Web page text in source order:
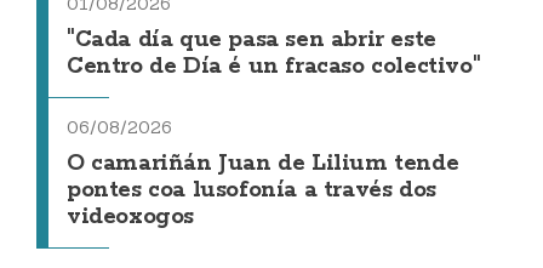
"Cada día que pasa sen abrir este
Centro de Día é un fracaso colectivo"
06/08/2026
O camariñán Juan de Lilium tende
pontes coa lusofonía a través dos
videoxogos